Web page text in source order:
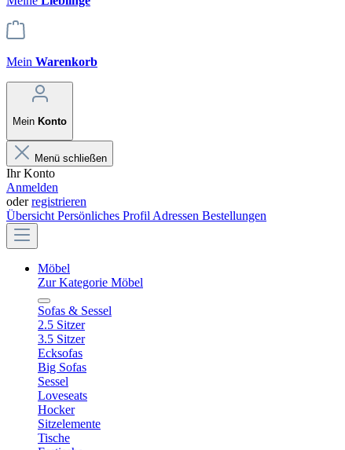
Mein Warenkorb
Mein Konto
Menü schließen
Ihr Konto
Anmelden
oderregistrieren
Übersicht Persönliches Profil Adressen Bestellungen
Möbel
Zur Kategorie Möbel
Sofas & Sessel
2.5 Sitzer
3.5 Sitzer
Ecksofas
Big Sofas
Sessel
Loveseats
Hocker
Sitzelemente
Tische